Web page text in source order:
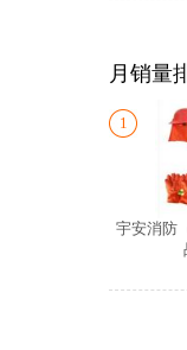
月销量
1
宇安消防